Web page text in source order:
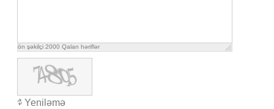
ön şəkilçi 2000 Qalan həriflər
Yeniləmə